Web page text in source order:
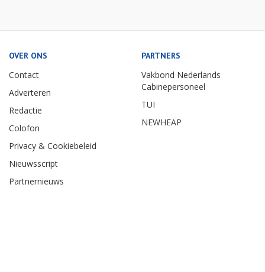
OVER ONS
Contact
Adverteren
Redactie
Colofon
Privacy & Cookiebeleid
Nieuwsscript
Partnernieuws
PARTNERS
Vakbond Nederlands
Cabinepersoneel
TUI
NEWHEAP